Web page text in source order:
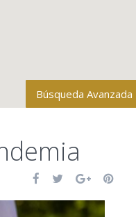
Búsqueda Avanzada
Tipo de inmueble